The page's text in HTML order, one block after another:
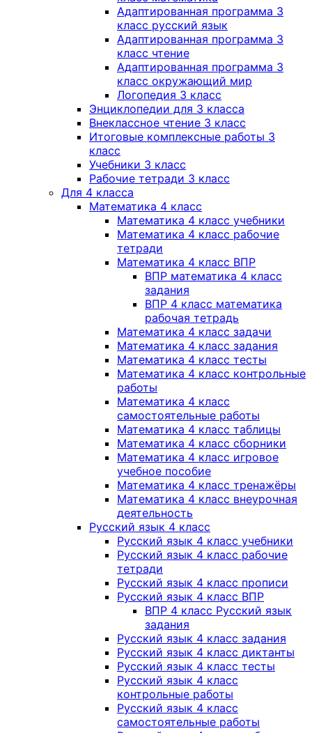
Адаптированная программа 3
класс русский язык
Адаптированная программа 3
класс чтение
Адаптированная программа 3
класс окружающий мир
Логопедия 3 класс
Энциклопедии для 3 класса
Внеклассное чтение 3 класс
Итоговые комплексные работы 3
класс
Учебники 3 класс
Рабочие тетради 3 класс
Для 4 класса
Математика 4 класс
Математика 4 класс учебники
Математика 4 класс рабочие
тетради
Математика 4 класс ВПР
ВПР математика 4 класс
задания
ВПР 4 класс математика
рабочая тетрадь
Математика 4 класс задачи
Математика 4 класс задания
Математика 4 класс тесты
Математика 4 класс контрольные
работы
Математика 4 класс
самостоятельные работы
Математика 4 класс таблицы
Математика 4 класс сборники
Математика 4 класс игровое
учебное пособие
Математика 4 класс тренажёры
Математика 4 класс внеурочная
деятельность
Русский язык 4 класс
Русский язык 4 класс учебники
Русский язык 4 класс рабочие
тетради
Русский язык 4 класс прописи
Русский язык 4 класс ВПР
ВПР 4 класс Русский язык
задания
Русский язык 4 класс задания
Русский язык 4 класс диктанты
Русский язык 4 класс тесты
Русский язык 4 класс
контрольные работы
Русский язык 4 класс
самостоятельные работы